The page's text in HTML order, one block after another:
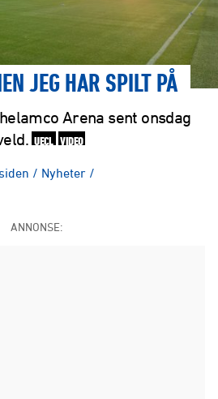
JEG HAR SPILT PÅ
Arena sent onsdag
UECL VIDEO
/ Nyheter /
ANNONSE: